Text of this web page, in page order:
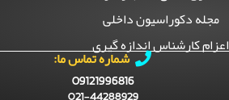
مجله دکوراسیون داخلی
اعزام کارشناس اندازه گیری
شماره تماس ما:
09121996816